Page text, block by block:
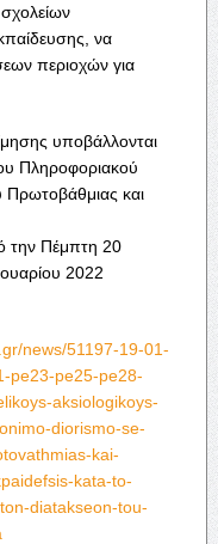
σχολείων
να
περιοχών για
υποβάλλονται
Πληροφοριακού
Πρωτοβάθμιας και
την Πέμπτη 20
2022
news/51197-19-01-
pe23-pe25-pe28-
aksiologikoys-
diorismo-se-
kai-
kata-to-
diatakseon-tou-